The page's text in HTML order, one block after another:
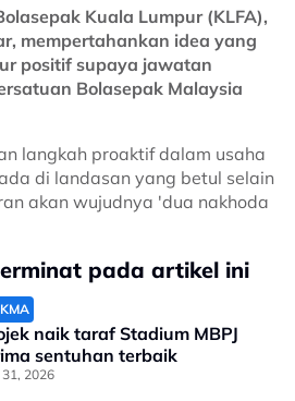
Kuala Lumpur (KLFA),
mempertahankan idea yang
positif supaya jawatan
Bolasepak Malaysia
langkah proaktif dalam usaha
di landasan yang betul selain
akan wujudnya 'dua nakhoda
pada artikel ini
naik taraf Stadium MBPJ
sentuhan terbaik
31, 2026